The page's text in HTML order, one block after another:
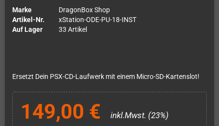
Marke
DragonBox Shop
Artikel-Nr.
xStation-ODE-PU-18-INST
Auf Lager
33 Artikel
Ersetzt Dein PSX-CD-Laufwerk mit einem Micro-SD-Kartenslot!
149,00 € inkl.Mwst. (23%)